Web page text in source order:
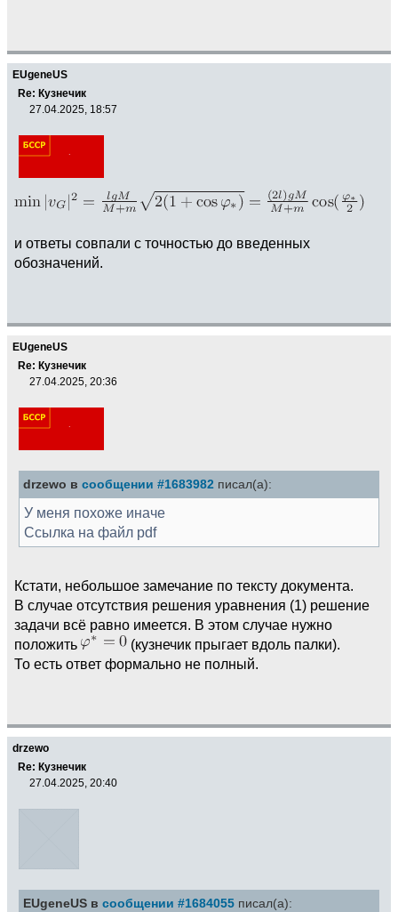
EUgeneUS
Re: Кузнечик
27.04.2025, 18:57
и ответы совпали с точностью до введенных
обозначений.
EUgeneUS
Re: Кузнечик
27.04.2025, 20:36
drzewo в сообщении #1683982 писал(а):
У меня похоже иначе
Ссылка на файл pdf
Кстати, небольшое замечание по тексту документа.
В случае отсутствия решения уравнения (1) решение
задачи всё равно имеется. В этом случае нужно
положить
(кузнечик прыгает вдоль палки).
То есть ответ формально не полный.
drzewo
Re: Кузнечик
27.04.2025, 20:40
EUgeneUS в сообщении #1684055 писал(а):